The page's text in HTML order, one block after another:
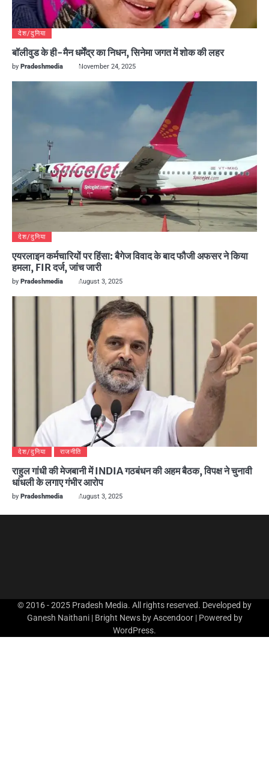
देश/दुनिया
बॉलीवुड के ही-मैन धर्मेंद्र का निधन, सिनेमा जगत में शोक की लहर
by Pradeshmedia November 24, 2025
देश/दुनिया
एयरलाइन कर्मचारियों पर हिंसा: बैगेज विवाद के बाद फौजी अफसर ने किया
हमला, FIR दर्ज, जांच जारी
by Pradeshmedia August 3, 2025
देश/दुनिया राजनीति
राहुल गांधी की मेजबानी में INDIA गठबंधन की अहम बैठक, विपक्ष ने चुनावी
धांधली के लगाए गंभीर आरोप
by Pradeshmedia August 3, 2025
© 2016 - 2025 Pradesh Media. All rights reserved. Developed by
Ganesh Naithani | Bright News byAscendoor| Powered by
WordPress.